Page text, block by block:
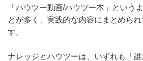
「ハウツー動画/ハウツー本」という
とが多く、実践的な内容にまとめら
す。
ナレッジとハウツーは、いずれも「